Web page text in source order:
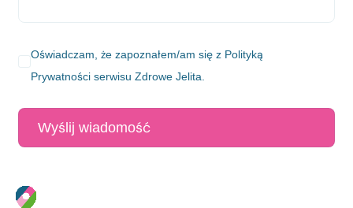
Oświadczam, że zapoznałem/am się z Polityką
Prywatności serwisu Zdrowe Jelita.
8/20
SPRAWDŹ
6, 50-541 Wrocław –
Curie 3 lok.66-67
47/7
21/14,